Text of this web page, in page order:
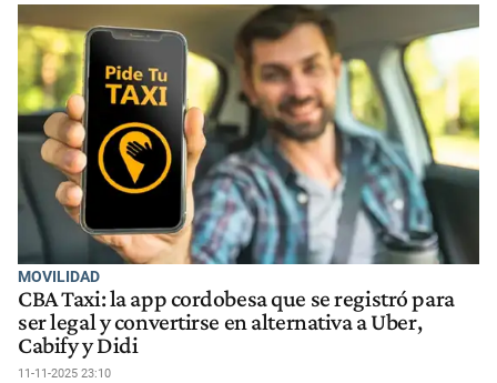
MOVILIDAD
CBA Taxi: la app cordobesa que se registró para
ser legal y convertirse en alternativa a Uber,
Cabify y Didi
11-11-2025 23:10